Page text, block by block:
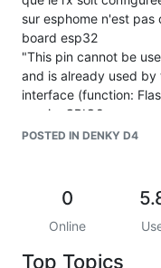
sur esphome n'est pas
board esp32
"This pin cannot be
and is already used by
interface (function:
rx_pin: GPIO8
baud_rate: 9600
stop_bits: 1"
J'avoue ne pas avoir
suffisantes pour
POSTED IN DENKY D4
0
Online
Top Topics